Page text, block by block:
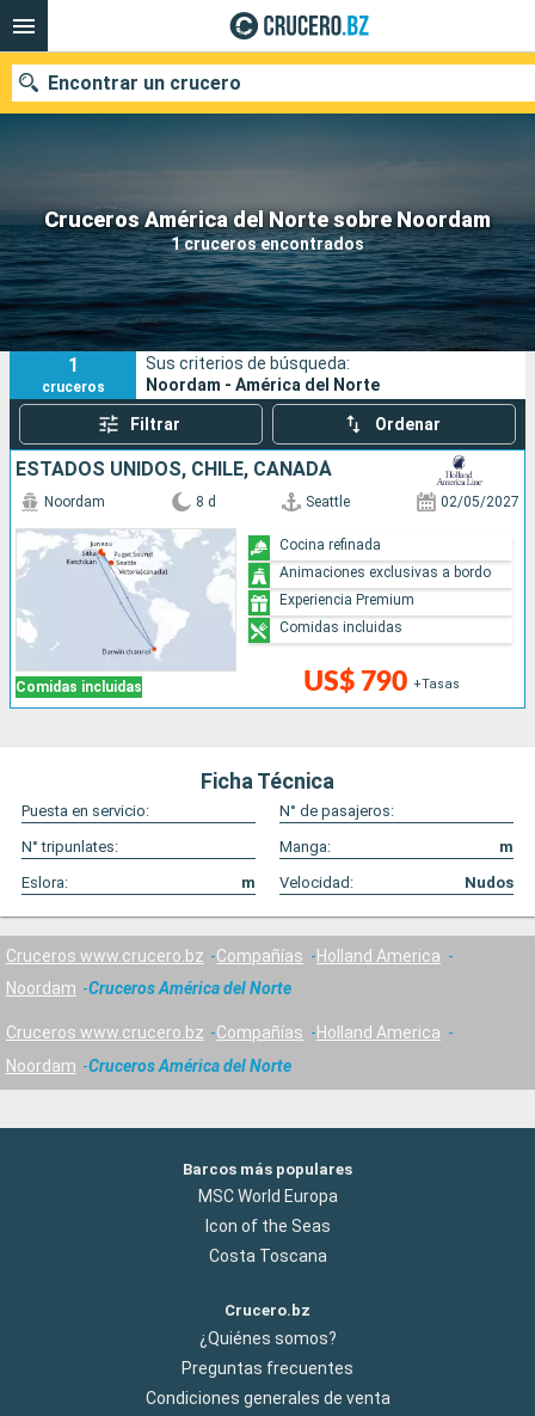
Cruceros América del Norte sobre Noordam
1 cruceros encontrados
Encontrar un crucero
Nuestros destinos
Fecha de salida
Puertos Compañías
Buscar
1
cruceros
Sus criterios de búsqueda:
Noordam - América del Norte
Filtrar Ordenar
ESTADOS UNIDOS, CHILE, CANADÁ
Comidas incluidas
Noordam 8 d Seattle 02/05/2027
US$ 790 +Tasas
Cocina refinada
Animaciones exclusivas a bordo
Experiencia Premium
Comidas incluidas
Ficha Técnica
Puesta en servicio:
N° de pasajeros:
N° tripunlates:
Manga:
m
Eslora:
m Velocidad: Nudos
Cruceros www.crucero.bz Compañías
Holland America
Noordam
Cruceros América del Norte
Cruceros www.crucero.bz Compañías
Holland America
Noordam
Cruceros América del Norte
Barcos más populares
MSC World Europa
Icon of the Seas
Costa Toscana
Crucero.bz
¿Quiénes somos?
Preguntas frecuentes
Condiciones generales de venta